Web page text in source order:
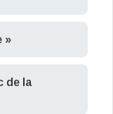
»
de la